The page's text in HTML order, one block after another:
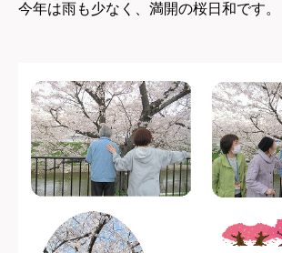
今年は雨も少なく、満開の桜日和です。